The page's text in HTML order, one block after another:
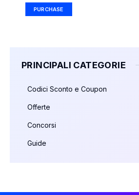
PURCHASE
PRINCIPALI CATEGORIE
Codici Sconto e Coupon
Offerte
Concorsi
Guide